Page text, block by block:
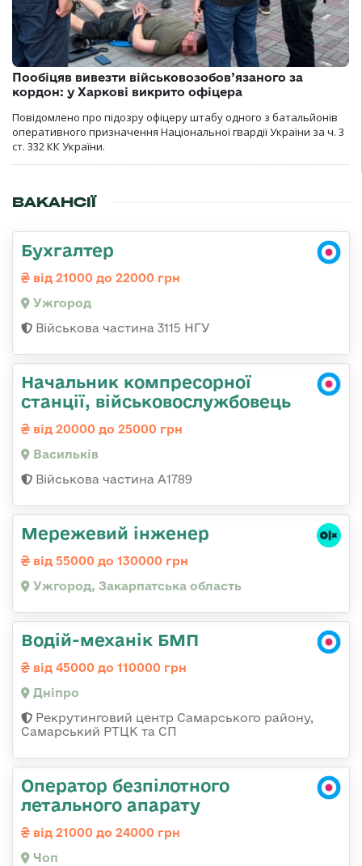
Пообіцяв вивезти військовозобов’язаного за
кордон: у Харкові викрито офіцера
Повідомлено про підозру офіцеру штабу одного з батальйонів
оперативного призначення Національної гвардії України за ч. 3
ст. 332 КК України.
ВАКАНСІЇ
Бухгалтер
від 21000 до 22000 грн
Ужгород
Військова частина 3115 НГУ
Начальник компресорної
станції, військовослужбовець
від 20000 до 25000 грн
Васильків
Військова частина А1789
Мережевий інженер
від 55000 до 130000 грн
Ужгород, Закарпатська область
Водій-механік БМП
від 45000 до 110000 грн
Дніпро
Рекрутинговий центр Самарського району,
Самарський РТЦК та СП
Оператор безпілотного
летального апарату
від 21000 до 24000 грн
Чоп